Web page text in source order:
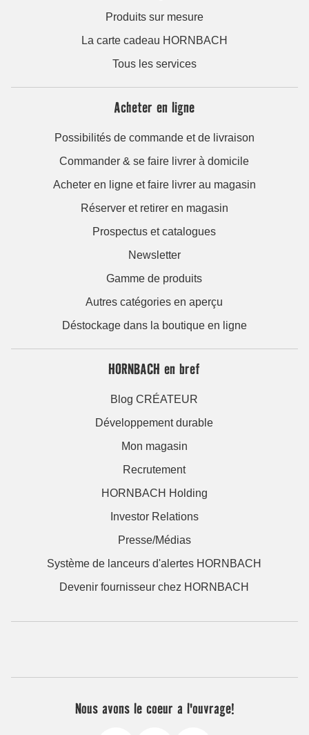
Produits sur mesure
La carte cadeau HORNBACH
Tous les services
Acheter en ligne
Possibilités de commande et de livraison
Commander & se faire livrer à domicile
Acheter en ligne et faire livrer au magasin
Réserver et retirer en magasin
Prospectus et catalogues
Newsletter
Gamme de produits
Autres catégories en aperçu
Déstockage dans la boutique en ligne
HORNBACH en bref
Blog CRÉATEUR
Développement durable
Mon magasin
Recrutement
HORNBACH Holding
Investor Relations
Presse/Médias
Système de lanceurs d'alertes HORNBACH
Devenir fournisseur chez HORNBACH
Nous avons le coeur a l'ouvrage!